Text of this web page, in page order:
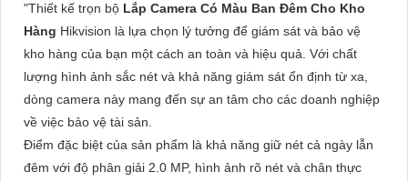
"Thiết kế trọn bộ Lắp Camera Có Màu Ban Đêm Cho Kho
Hàng Hikvision là lựa chọn lý tưởng để giám sát và bảo vệ
kho hàng của bạn một cách an toàn và hiệu quả. Với chất
lượng hình ảnh sắc nét và khả năng giám sát ổn định từ xa,
dòng camera này mang đến sự an tâm cho các doanh nghiệp
về việc bảo vệ tài sản.
Điểm đặc biệt của sản phẩm là khả năng giữ nét cả ngày lẫn
đêm với độ phân giải 2.0 MP, hình ảnh rõ nét và chân thực